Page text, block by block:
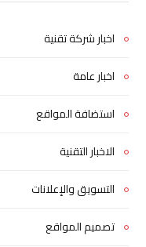
اخبار شركة تقنية
اخبار عامة
استضافة المواقع
الاخبار التقنية
التسويق والإعلانات
تصميم المواقع